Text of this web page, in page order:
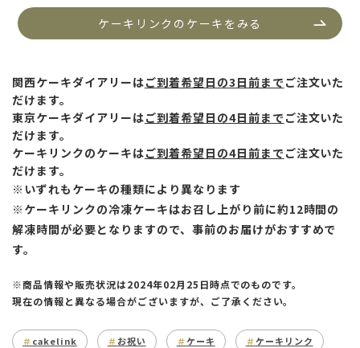
ケーキリンクのケーキをみる
関西ケーキダイアリーはご到着希望日の3日前まで ご注文いた
だけ ます。
東京ケーキダイアリーはご到着希望日の4日前まで ご注文いた
だけ ます。
ケーキリンクのケーキはご到着希望日の4日前まで ご注文いた
だけ ます。
※いずれもケーキの種類により異なります
※ケーキリンクの冷凍ケーキはお召し上がり前に約12時間の
解凍時間が必要となりますので、 事前のお届けがおすすめで
す。
※商品情報や販売状況は2024年02月25日時点でのものです。
現在の情報と異なる場合がございますが、ご了承ください。
cakelink お祝い ケーキ ケーキリンク